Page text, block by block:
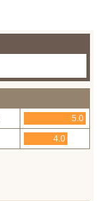
5.0
4.0